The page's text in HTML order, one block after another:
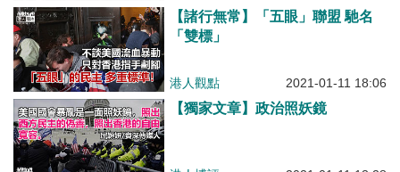
【諸行無常】「五眼」聯盟 馳名
「雙標」
港人觀點 2021-01-11 18:06
【獨家文章】政治照妖鏡